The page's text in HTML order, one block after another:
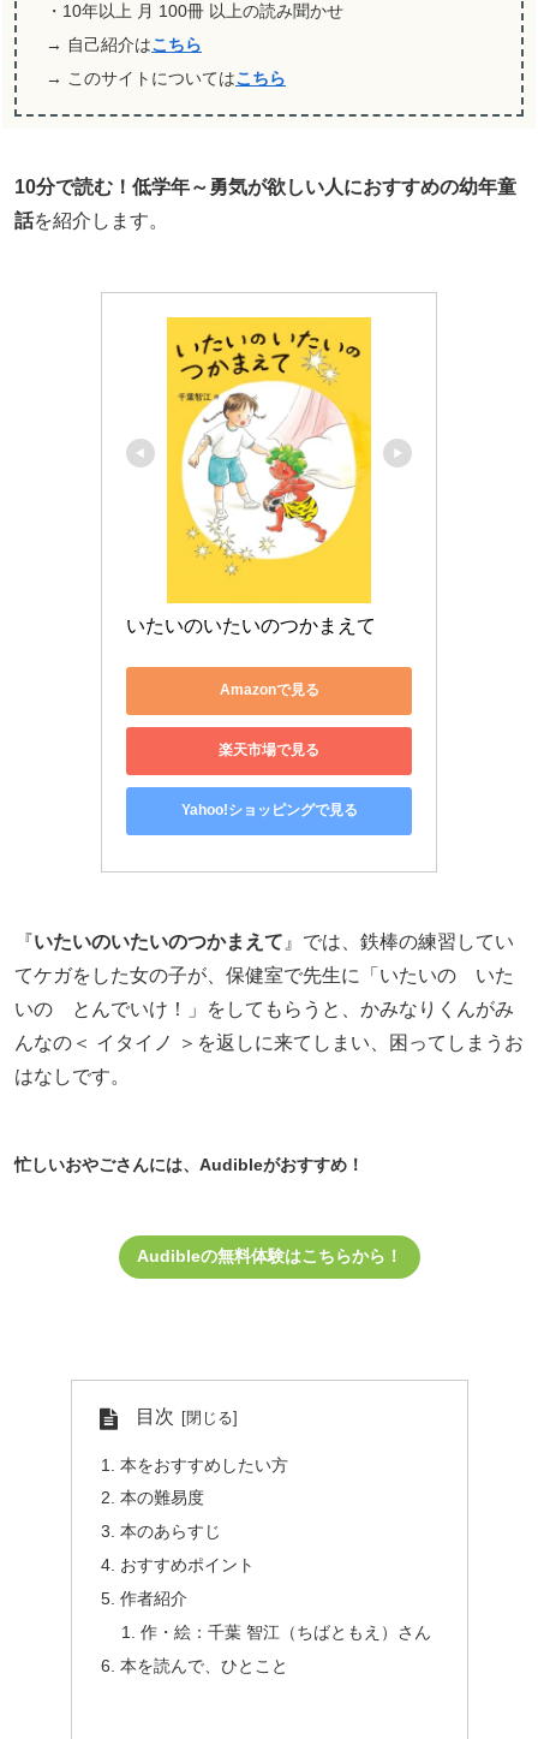
・10年以上 月 100冊 以上の読み聞かせ
→ 自己紹介はこちら
→ このサイトについてはこちら
10分で読む！低学年～勇気が欲しい人におすすめの幼年童
話を紹介します。
いたいのいたいのつかまえて
Amazonで見る
楽天市場で見る
Yahoo!ショッピングで見る
『 いたいのいたいのつかまえて』では、鉄棒の練習してい
てケガをした女の子が、保健室で先生に「いたいの いた
いの とんでいけ！」をしてもらうと、かみなりくんがみ
んなの＜ イタイノ ＞を返しに来てしまい、困ってしまうお
はなしです。
忙しいおやごさんには、Audibleがおすすめ！
Audibleの無料体験はこちらから！
目次
本をおすすめしたい方
本の難易度
本のあらすじ
おすすめポイント
作者紹介
作・絵：千葉 智江（ちばともえ）さん
本を読んで、ひとこと